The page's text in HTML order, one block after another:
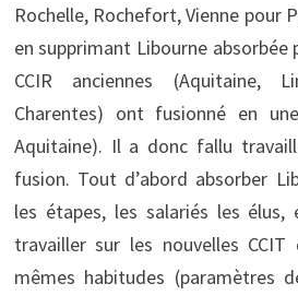
Rochelle, Rochefort, Vienne pour
en supprimant Libourne absorbée
CCIR anciennes (Aquitaine,
Charentes) ont fusionné en
Aquitaine). Il a donc fallu
fusion. Tout d’abord absorber
les étapes, les salariés les
travailler sur les nouvelles CCIT
mêmes habitudes (paramètres